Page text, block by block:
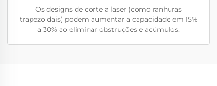
Os designs de corte a laser (como ranhuras
trapezoidais) podem aumentar a capacidade em 15%
a 30% ao eliminar obstruções e acúmulos.